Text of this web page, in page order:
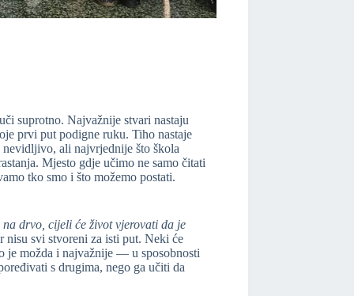
suprotno. Najvažnije stvari nastaju
prvi put podigne ruku. Tiho nastaje
ali najvrjednije što škola
Mjesto gdje učimo ne samo čitati
tko smo i što možemo postati.
na drvo, cijeli će život vjerovati da je
nisu svi stvoreni za isti put. Neki će
je možda i najvažnije — u sposobnosti
s drugima, nego ga učiti da